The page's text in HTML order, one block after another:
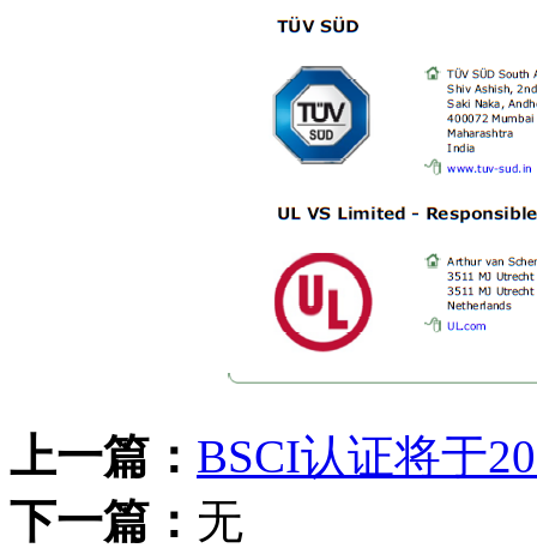
上一篇： BSCI认证将于
下一篇： 无